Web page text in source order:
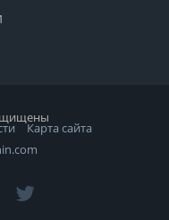
Карта сайта